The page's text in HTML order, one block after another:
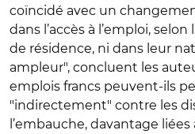
coïncidé avec un
dans l’accès à l’emploi,
de résidence, ni dans leur
ampleur", concluent les
emplois francs peuvent-ils
"indirectement" contre les
l’embauche, davantage liées